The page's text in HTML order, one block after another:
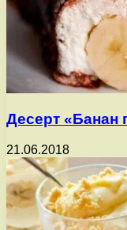
Десерт «Банан
21.06.2018